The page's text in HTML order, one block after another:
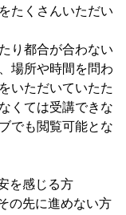
たくさんいただい
り都合が合わない
場所や時間を問わ
いただいていたた
くては受講できな
でも閲覧可能とな
を感じる方
の先に進めない方